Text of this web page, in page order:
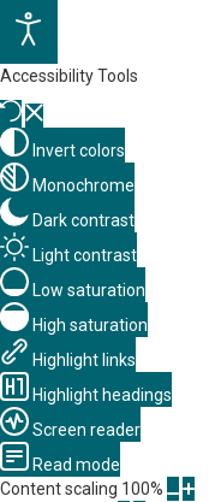
Accessibility Tools
Invert colors
Monochrome
Dark contrast
Light contrast
Low saturation
High saturation
Highlight links
Highlight headings
Screen reader
Read mode
Content scaling 100%